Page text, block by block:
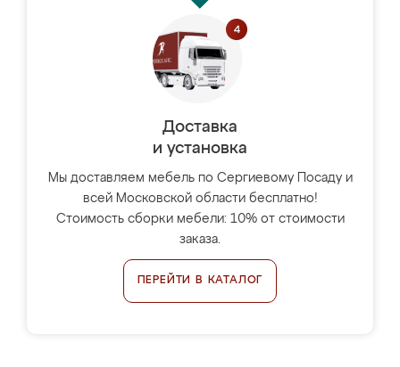
Доставка
и установка
Мы доставляем мебель по Сергиевому Посаду и
всей Московской области бесплатно!
Стоимость сборки мебели: 10% от стоимости
заказа.
ПЕРЕЙТИ В КАТАЛОГ